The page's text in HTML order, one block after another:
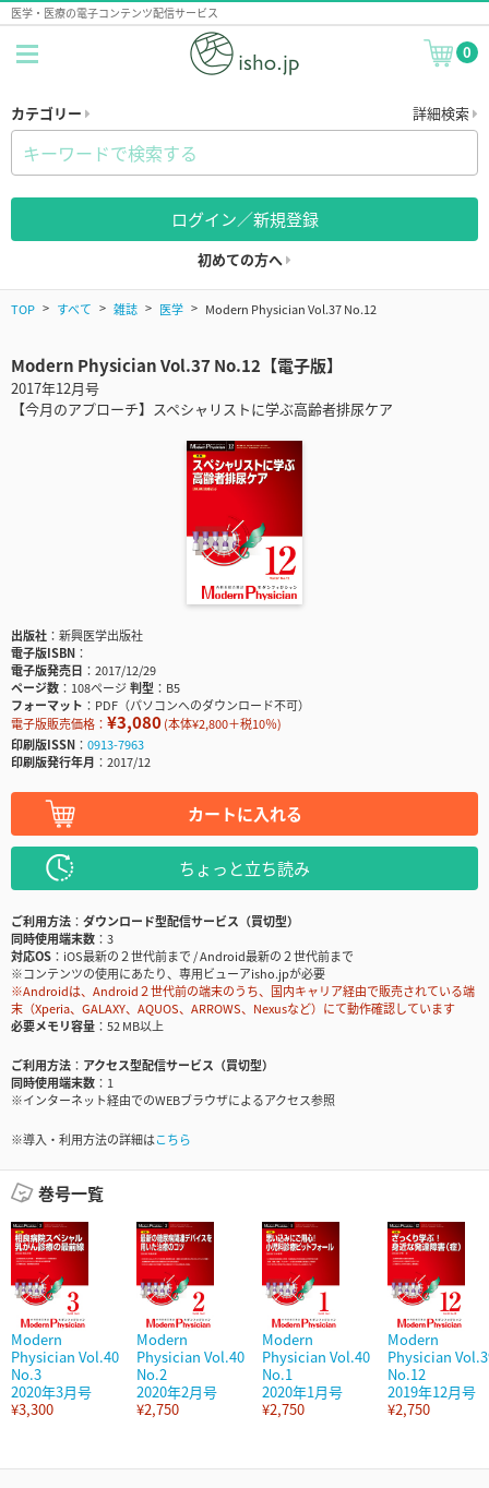
医学・医療の電子コンテンツ配信サービス
0
カテゴリー 詳細検索
ログイン／新規登録
初めての方へ
TOP すべて 雑誌 医学 Modern Physician Vol.37 No.12
Modern Physician Vol.37 No.12【電子版】
2017年12月号
【今月のアプローチ】スペシャリストに学ぶ高齢者排尿ケア
出版社
新興医学出版社
電子版ISBN
電子版発売日
2017/12/29
ページ数
108ページ判型
B5
フォーマット
PDF（パソコンへのダウンロード不可）
電子版販売価格： ¥3,080(本体¥2,800＋税10％)
印刷版ISSN
0913-7963
印刷版発行年月
2017/12
カートに入れる
ちょっと立ち読み
ご利用方法
ダウンロード型配信サービス（買切型）
同時使用端末数
3
対応OS
iOS最新の２世代前まで / Android最新の２世代前まで
※コンテンツの使用にあたり、専用ビューアisho.jpが必要
※Androidは、Android２世代前の端末のうち、国内キャリア経由で販売されている端
末（Xperia、GALAXY、AQUOS、ARROWS、Nexusなど）にて動作確認しています
必要メモリ容量
52 MB以上
ご利用方法
アクセス型配信サービス（買切型）
同時使用端末数
1
※インターネット経由でのWEBブラウザによるアクセス参照
※導入・利用方法の詳細はこちら
巻号一覧
Modern
Physician Vol.40
No.3
2020年3月号
¥3,300
Modern
Physician Vol.40
No.2
2020年2月号
¥2,750
Modern
Physician Vol.40
No.1
2020年1月号
¥2,750
Modern
Physician
No.12
2019年12月号
¥2,750